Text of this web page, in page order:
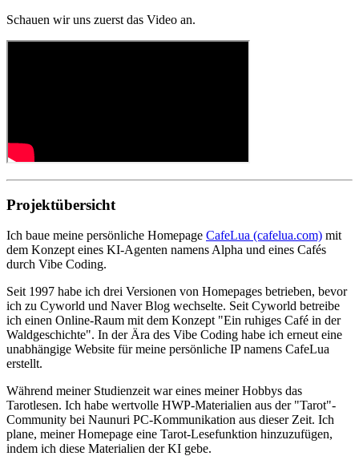
Schauen wir uns zuerst das Video an.
Projektübersicht
Ich baue meine persönliche Homepage CafeLua (cafelua.com) mit
dem Konzept eines KI-Agenten namens Alpha und eines Cafés
durch Vibe Coding.
Seit 1997 habe ich drei Versionen von Homepages betrieben, bevor
ich zu Cyworld und Naver Blog wechselte. Seit Cyworld betreibe
ich einen Online-Raum mit dem Konzept "Ein ruhiges Café in der
Waldgeschichte". In der Ära des Vibe Coding habe ich erneut eine
unabhängige Website für meine persönliche IP namens CafeLua
erstellt.
Während meiner Studienzeit war eines meiner Hobbys das
Tarotlesen. Ich habe wertvolle HWP-Materialien aus der "Tarot"-
Community bei Naunuri PC-Kommunikation aus dieser Zeit. Ich
plane, meiner Homepage eine Tarot-Lesefunktion hinzuzufügen,
indem ich diese Materialien der KI gebe.